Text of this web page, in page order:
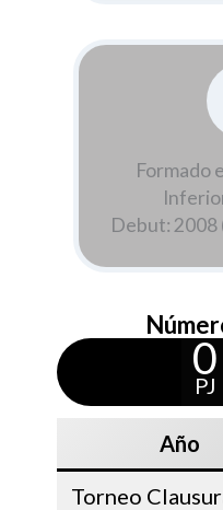
Formado
Debut: 2008
0
PJ
Año
Torneo